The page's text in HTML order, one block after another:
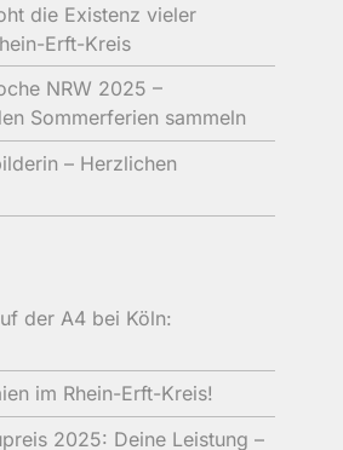
die Existenz vieler
Erft-Kreis
NRW 2025 –
Sommerferien sammeln
– Herzlichen
der A4 bei Köln:
im Rhein-Erft-Kreis!
2025: Deine Leistung –